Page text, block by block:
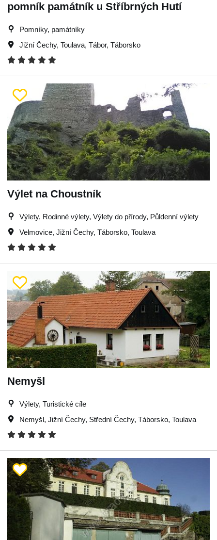
pomník památník u Stříbrných Hutí
Pomníky, památníky
Jižní Čechy, Toulava, Tábor, Táborsko
Výlet na Choustník
Výlety, Rodinné výlety, Výlety do přírody, Půldenní výlety
Velmovice, Jižní Čechy, Táborsko, Toulava
Nemyšl
Výlety, Turistické cíle
Nemyšl, Jižní Čechy, Střední Čechy, Táborsko, Toulava